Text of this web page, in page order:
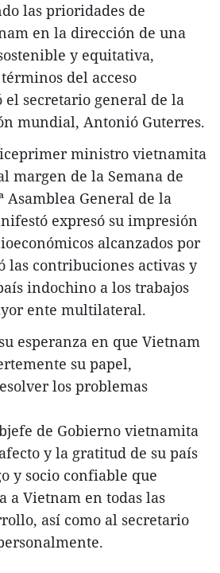
las prioridades de
en la dirección de una
y equitativa,
del acceso
secretario general de la
mundial, Antonió Guterres.
ministro vietnamita
margen de la Semana de
Asamblea General de la
expresó su impresión
alcanzados por
las contribuciones activas y
indochino a los trabajos
ente multilateral.
esperanza en que Vietnam
su papel,
los problemas
de Gobierno vietnamita
y la gratitud de su país
y socio confiable que
a Vietnam en todas las
así como al secretario